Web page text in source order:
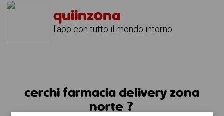
quiinzona
l'app con tutto il mondo intorno
cerchi farmacia delivery zona
norte ?